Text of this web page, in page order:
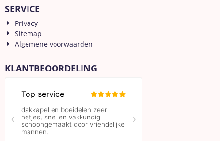
SERVICE
Privacy
Sitemap
Algemene voorwaarden
KLANTBEOORDELING